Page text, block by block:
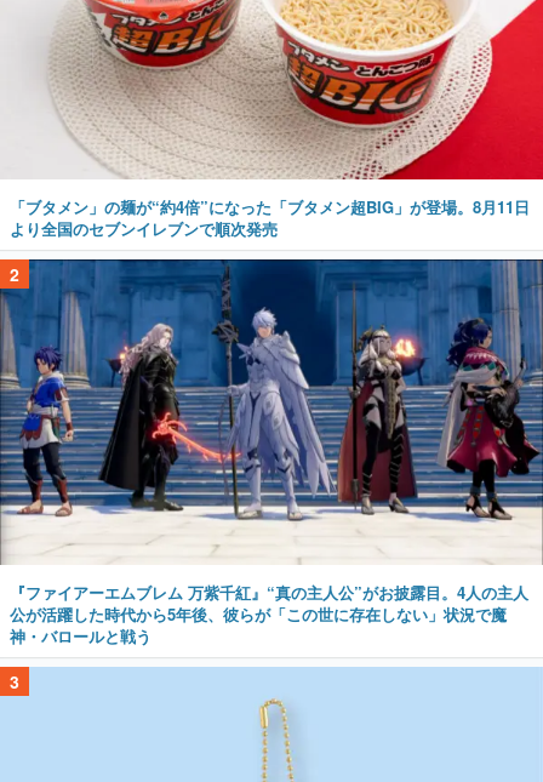
「ブタメン」の麺が“約4倍”になった「ブタメン超BIG」が登場。8月11日
より全国のセブンイレブンで順次発売
2
『ファイアーエムブレム 万紫千紅』“真の主人公”がお披露目。4人の主人
公が活躍した時代から5年後、彼らが「この世に存在しない」状況で魔
神・バロールと戦う
3